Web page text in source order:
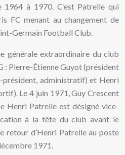
à 1970. C’est Patrelle qui
FC menant au changement de
Germain Football Club.
générale extraordinaire du club
: Pierre-Étienne Guyot (président
président, administratif) et Henri
Le 4 juin 1971, Guy Crescent
Henri Patrelle est désigné vice-
à la tête du club avant le
retour d’Henri Patrelle au poste
1971.